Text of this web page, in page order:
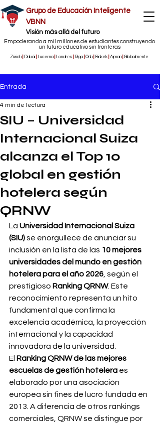
Grupo de Educación Inteligente
VBNN
​Visión más allá del futuro
Empoderando a mil millones de estudiantes construyendo
un futuro educativo sin fronteras
Zúrich Dubái Lucerna Londres Riga Osh Biskek Ajman Globalmente
Entrada
SIU – Universidad
Internacional Suiza
alcanza el Top 10
global en gestión
hotelera según
QRNW
4 min de lectura
La Universidad Internacional Suiza
(SIU) se enorgullece de anunciar su
inclusión en la lista de las 10 mejores
universidades del mundo en gestión
hotelera para el año 2026 , según el
prestigioso Ranking QRNW. Este
reconocimiento representa un hito
fundamental que confirma la
excelencia académica, la proyección
internacional y la capacidad
innovadora de la universidad.
El Ranking QRNW de las mejores
escuelas de gestión hotelera es
elaborado por una asociación
europea sin fines de lucro fundada en
2013. A diferencia de otros rankings
comerciales, QRNW se distingue por